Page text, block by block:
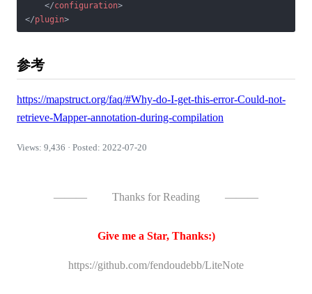
</configuration>
</plugin>
参考
https://mapstruct.org/faq/#Why-do-I-get-this-error-Could-not-
retrieve-Mapper-annotation-during-compilation
Views: 9,436 · Posted: 2022-07-20
——— Thanks for Reading ———
Give me a Star, Thanks:)
https://github.com/fendoudebb/LiteNote